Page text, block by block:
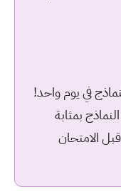
في يوم واحد!
بمثابة
الامتحان